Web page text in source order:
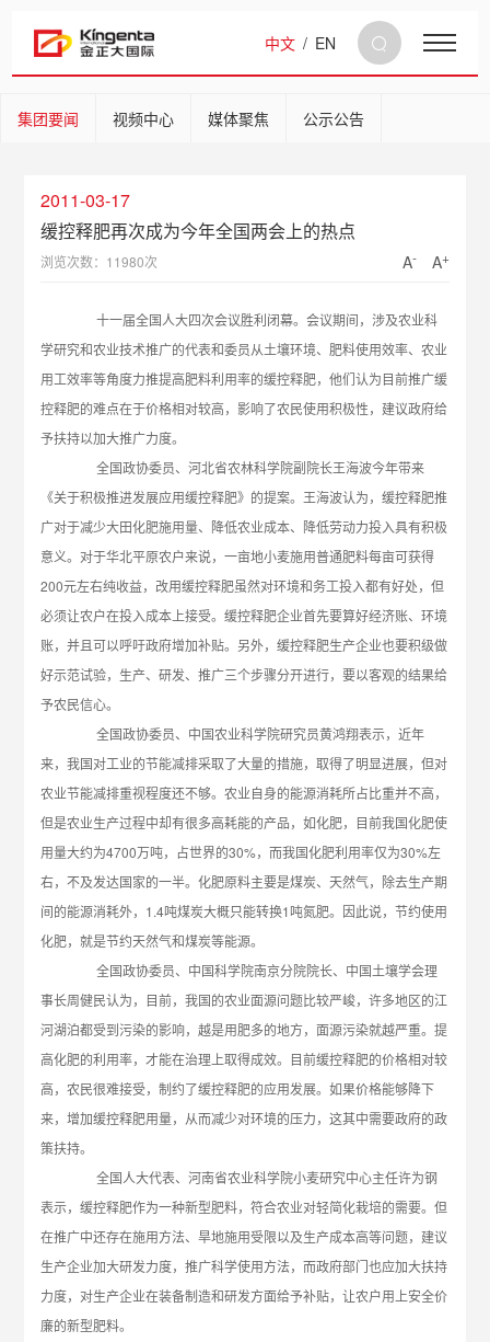
中文 / EN
集团要闻 视频中心 媒体聚焦 公示公告
2011-03-17
缓控释肥再次成为今年全国两会上的热点
浏览次数：11980次 A- A+
十一届全国人大四次会议胜利闭幕。会议期间，涉及农业科
学研究和农业技术推广的代表和委员从土壤环境、肥料使用效率、农业
用工效率等角度力推提高肥料利用率的缓控释肥，他们认为目前推广缓
控释肥的难点在于价格相对较高，影响了农民使用积极性，建议政府给
予扶持以加大推广力度。
全国政协委员、河北省农林科学院副院长王海波今年带来
《关于积极推进发展应用缓控释肥》的提案。王海波认为，缓控释肥推
广对于减少大田化肥施用量、降低农业成本、降低劳动力投入具有积极
意义。对于华北平原农户来说，一亩地小麦施用普通肥料每亩可获得
200元左右纯收益，改用缓控释肥虽然对环境和务工投入都有好处，但
必须让农户在投入成本上接受。缓控释肥企业首先要算好经济账、环境
账，并且可以呼吁政府增加补贴。另外，缓控释肥生产企业也要积级做
好示范试验，生产、研发、推广三个步骤分开进行，要以客观的结果给
予农民信心。
全国政协委员、中国农业科学院研究员黄鸿翔表示，近年
来，我国对工业的节能减排采取了大量的措施，取得了明显进展，但对
农业节能减排重视程度还不够。农业自身的能源消耗所占比重并不高，
但是农业生产过程中却有很多高耗能的产品，如化肥，目前我国化肥使
用量大约为4700万吨，占世界的30%，而我国化肥利用率仅为30%左
右，不及发达国家的一半。化肥原料主要是煤炭、天然气，除去生产期
间的能源消耗外，1.4吨煤炭大概只能转换1吨氮肥。因此说，节约使用
化肥，就是节约天然气和煤炭等能源。
全国政协委员、中国科学院南京分院院长、中国土壤学会理
事长周健民认为，目前，我国的农业面源问题比较严峻，许多地区的江
河湖泊都受到污染的影响，越是用肥多的地方，面源污染就越严重。提
高化肥的利用率，才能在治理上取得成效。目前缓控释肥的价格相对较
高，农民很难接受，制约了缓控释肥的应用发展。如果价格能够降下
来，增加缓控释肥用量，从而减少对环境的压力，这其中需要政府的政
策扶持。
全国人大代表、河南省农业科学院小麦研究中心主任许为钢
表示，缓控释肥作为一种新型肥料，符合农业对轻简化栽培的需要。但
在推广中还存在施用方法、旱地施用受限以及生产成本高等问题，建议
生产企业加大研发力度，推广科学使用方法，而政府部门也应加大扶持
力度，对生产企业在装备制造和研发方面给予补贴，让农户用上安全价
廉的新型肥料。